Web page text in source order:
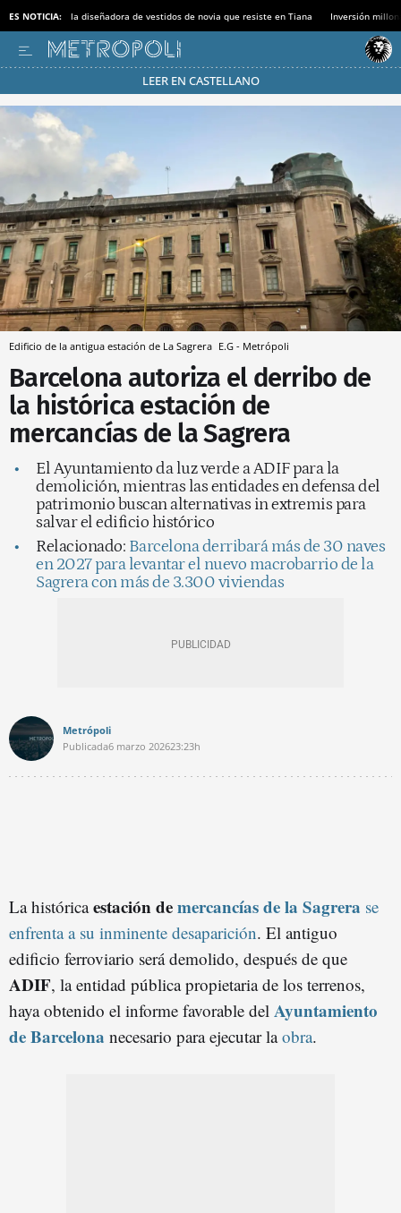
ES NOTICIA: la diseñadora de vestidos de novia que resiste en Tiana Inversión
LEER EN CASTELLANO
Pásate al MODO AHORRO
Edificio de la antigua estación de La Sagrera E.G - Metrópoli
Barcelona autoriza el derribo de
la histórica estación de
mercancías de la Sagrera
El Ayuntamiento da luz verde a ADIF para la
demolición, mientras las entidades en defensa del
patrimonio buscan alternativas in extremis para
salvar el edificio histórico
Relacionado: Barcelona derribará más de 30 naves
en 2027 para levantar el nuevo macrobarrio de la
Sagrera con más de 3.300 viviendas
Metrópoli
Publicada6 marzo 202623:23h
La históricaestación demercancías de la Sagrera se
enfrenta a su inminente desaparición. El antiguo
edificio ferroviario será demolido, después de que
ADIF, la entidad pública propietaria de los terrenos,
haya obtenido el informe favorable del Ayuntamiento
de Barcelona necesario para ejecutar laobra.